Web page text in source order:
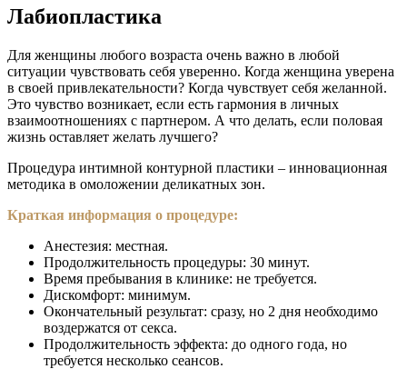
Лабиопластика
Для женщины любого возраста очень важно в любой
ситуации чувствовать себя уверенно. Когда женщина уверена
в своей привлекательности? Когда чувствует себя желанной.
Это чувство возникает, если есть гармония в личных
взаимоотношениях с партнером. А что делать, если половая
жизнь оставляет желать лучшего?
Процедура интимной контурной пластики – инновационная
методика в омоложении деликатных зон.
Краткая информация о процедуре:
Анестезия: местная.
Продолжительность процедуры: 30 минут.
Время пребывания в клинике: не требуется.
Дискомфорт: минимум.
Окончательный результат: сразу, но 2 дня необходимо
воздержатся от секса.
Продолжительность эффекта: до одного года, но
требуется несколько сеансов.